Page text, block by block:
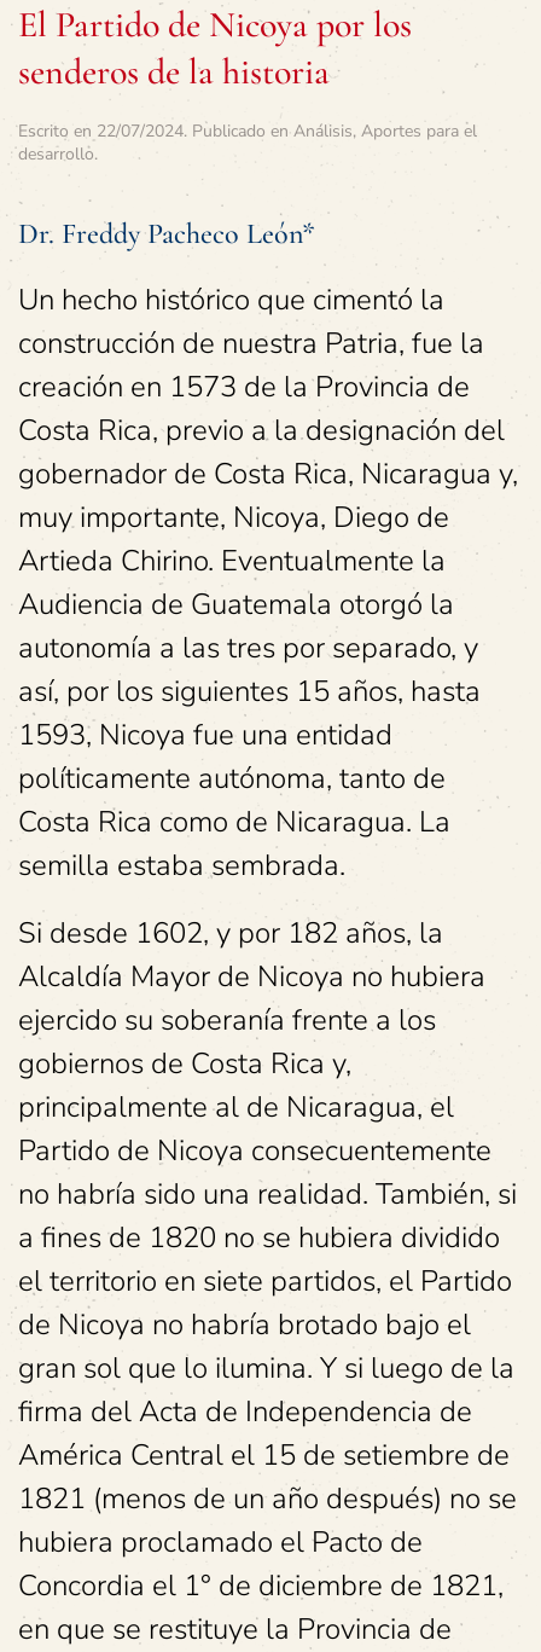
El Partido de Nicoya por los
senderos de la historia
Escrito en 22/07/2024. Publicado en Análisis, Aportes para el
desarrollo.
Dr. Freddy Pacheco León*
Un hecho histórico que cimentó la
construcción de nuestra Patria, fue la
creación en 1573 de la Provincia de
Costa Rica, previo a la designación del
gobernador de Costa Rica, Nicaragua y,
muy importante, Nicoya, Diego de
Artieda Chirino. Eventualmente la
Audiencia de Guatemala otorgó la
autonomía a las tres por separado, y
así, por los siguientes 15 años, hasta
1593, Nicoya fue una entidad
políticamente autónoma, tanto de
Costa Rica como de Nicaragua. La
semilla estaba sembrada.
Si desde 1602, y por 182 años, la
Alcaldía Mayor de Nicoya no hubiera
ejercido su soberanía frente a los
gobiernos de Costa Rica y,
principalmente al de Nicaragua, el
Partido de Nicoya consecuentemente
no habría sido una realidad. También, si
a fines de 1820 no se hubiera dividido
el territorio en siete partidos, el Partido
de Nicoya no habría brotado bajo el
gran sol que lo ilumina. Y si luego de la
firma del Acta de Independencia de
América Central el 15 de setiembre de
1821 (menos de un año después) no se
hubiera proclamado el Pacto de
Concordia el 1° de diciembre de 1821,
en que se restituye la Provincia de